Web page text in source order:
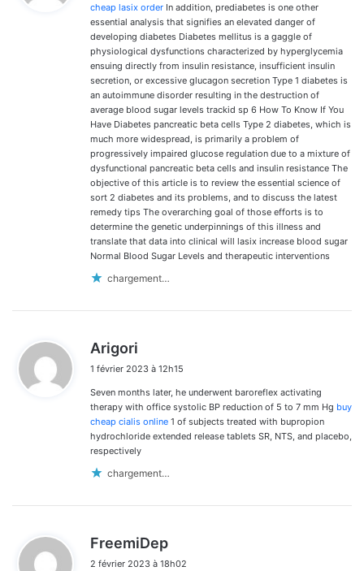
:
cheap lasix order In addition, prediabetes is one other
essential analysis that signifies an elevated danger of
developing diabetes Diabetes mellitus is a gaggle of
physiological dysfunctions characterized by hyperglycemia
ensuing directly from insulin resistance, insufficient insulin
secretion, or excessive glucagon secretion Type 1 diabetes is
an autoimmune disorder resulting in the destruction of
average blood sugar levels trackid sp 6 How To Know If You
Have Diabetes pancreatic beta cells Type 2 diabetes, which is
much more widespread, is primarily a problem of
progressively impaired glucose regulation due to a mixture of
dysfunctional pancreatic beta cells and insulin resistance The
objective of this article is to review the essential science of
sort 2 diabetes and its problems, and to discuss the latest
remedy tips The overarching goal of those efforts is to
determine the genetic underpinnings of this illness and
translate that data into clinical will lasix increase blood sugar
Normal Blood Sugar Levels and therapeutic interventions
chargement…
Arigori
t
:
1 février 2023 à 12h15
Seven months later, he underwent baroreflex activating
therapy with office systolic BP reduction of 5 to 7 mm Hg buy
cheap cialis online 1 of subjects treated with bupropion
hydrochloride extended release tablets SR, NTS, and placebo,
respectively
chargement…
FreemiDep
t
2 février 2023 à 18h02